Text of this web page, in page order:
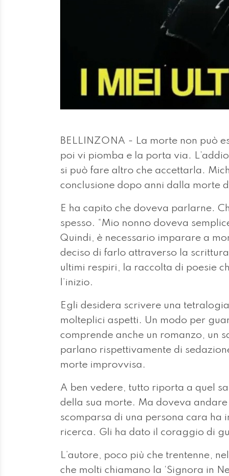
BELLINZONA - La morte non può
poi vi piomba e la porta via.
si può fare altro che accettarla.
conclusione dopo anni dalla morte
E ha capito che doveva parlarne.
spesso. “Mio nonno doveva
Quindi, è necessario imparare a
deciso di farlo attraverso la
ultimi respiri, la raccolta di poesie
l’inizio.
Egli desidera scrivere una
molteplici aspetti. Un modo per
comprende anche un romanzo, un
parlano rispettivamente di
morte improvvisa.
A ben vedere, tutto riporta a quel
della sua morte. Ma doveva
scomparsa di una persona cara ha
ricerca. Gli ha dato il coraggio di
L’autore, poco più che trentenne,
che molti chiamano la ‘Signora in